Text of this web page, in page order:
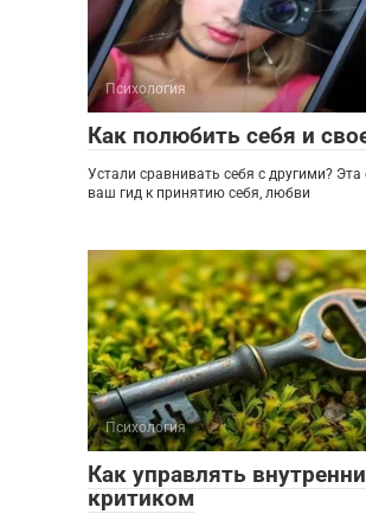
Психология
Как полюбить себя и
Устали сравнивать себя с другими? Эта
ваш гид к принятию себя, любви
Психология
Как управлять
критиком